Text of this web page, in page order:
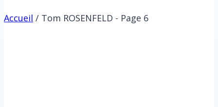
Accueil / Tom ROSENFELD - Page 6